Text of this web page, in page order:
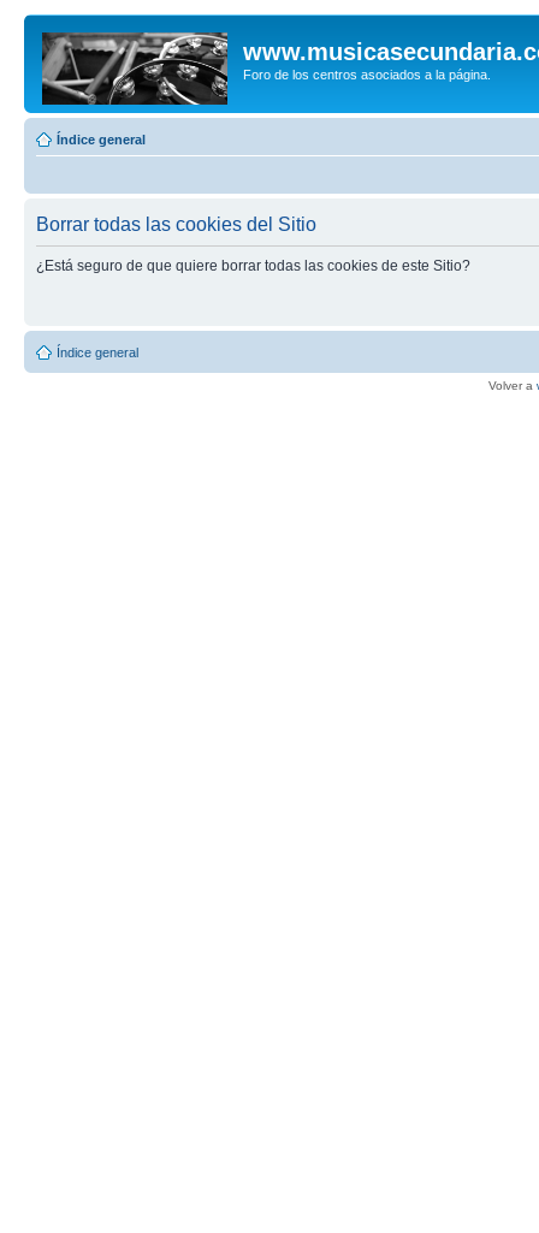
Foro de los centros asociados a la página.
Índice general
Borrar todas las cookies del Sitio
¿Está seguro de que quiere borrar todas las cookies de este Sitio?
Índice general
Volver a